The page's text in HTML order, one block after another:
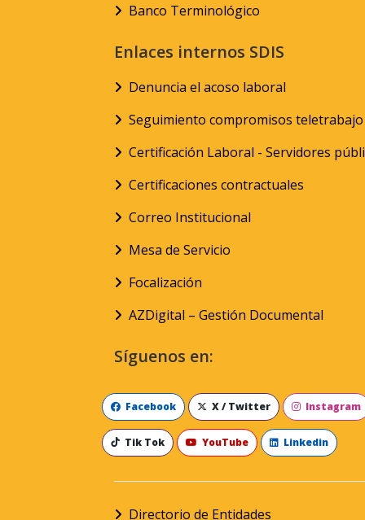
Banco Terminológico
Enlaces internos SDIS
Denuncia el acoso laboral
Seguimiento compromisos teletrabajo
Certificación Laboral - Servidores
Certificaciones contractuales
Correo Institucional
Mesa de Servicio
Focalización
AZDigital – Gestión Documental
Síguenos en:
Facebook X / Twitter Instagram
Tik Tok YouTube Linkedin
Directorio de Entidades